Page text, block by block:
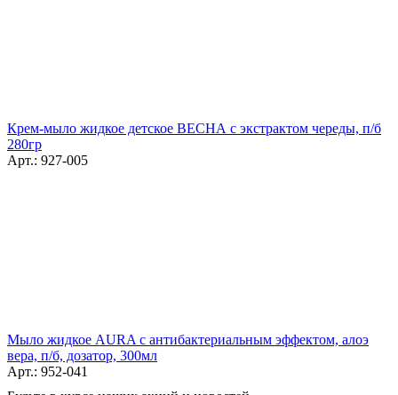
Крем-мыло жидкое детское ВЕСНА с экстрактом череды, п/б
280гр
Арт.: 927-005
Мыло жидкое AURA с антибактериальным эффектом, алоэ
вера, п/б, дозатор, 300мл
Арт.: 952-041